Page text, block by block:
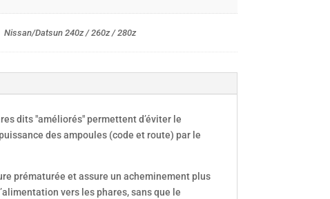
Nissan/Datsun 240z / 260z / 280z
dits "améliorés" permettent d’éviter le
des ampoules (code et route) par le
prématurée et assure un acheminement plus
vers les phares, sans que le